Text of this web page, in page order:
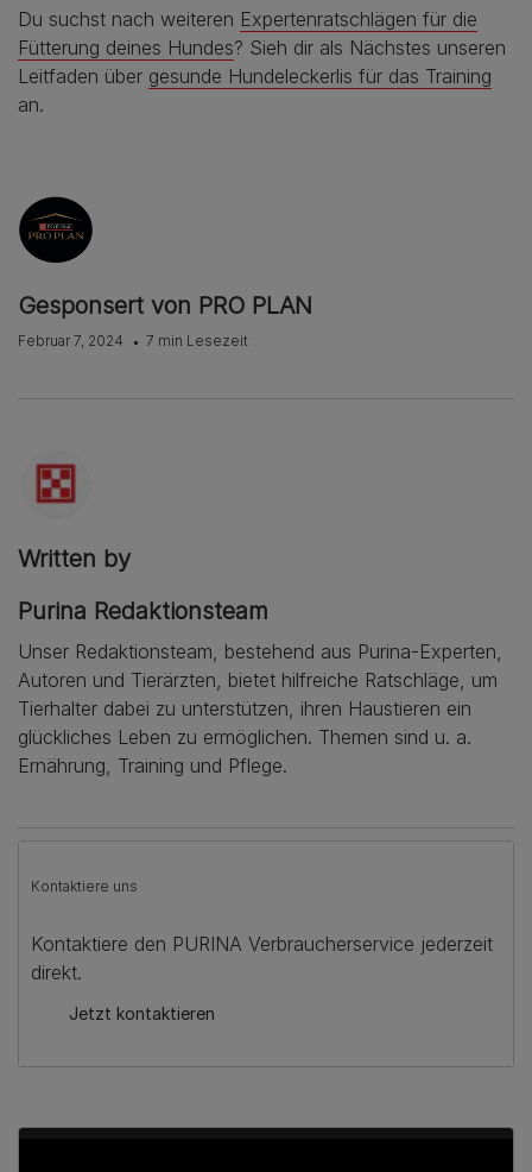
Du suchst nach weiteren Expertenratschlägen für die
Fütterung deines Hundes? Sieh dir als Nächstes unseren
Leitfaden über gesunde Hundeleckerlis für das Training
an.
Gesponsert von PRO PLAN
Februar 7, 2024 7 min Lesezeit
Written by
Purina Redaktionsteam
Unser Redaktionsteam, bestehend aus Purina-Experten,
Autoren und Tierärzten, bietet hilfreiche Ratschläge, um
Tierhalter dabei zu unterstützen, ihren Haustieren ein
glückliches Leben zu ermöglichen. Themen sind u. a.
Ernährung, Training und Pflege.
Kontaktiere uns
Kontaktiere den PURINA Verbraucherservice jederzeit
direkt.
Jetzt kontaktieren